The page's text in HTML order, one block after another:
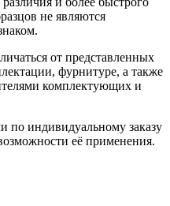
не являются
от представленных
фурнитуре, а также
комплектующих и
по индивидуальному заказу
её применения.